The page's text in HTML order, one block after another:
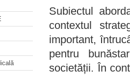
Subiectul
contextul
important,
pentru
societății. În